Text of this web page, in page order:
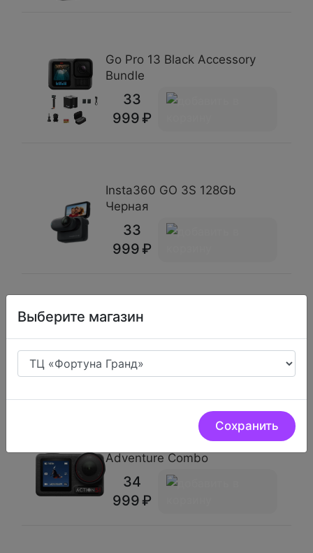
Выберите магазин
Сохранить
Go Pro 13 Black Accessory
Bundle
33
999
Insta360 GO 3S 128Gb
Черная
33
999
Insta360 GO 3S 128Gb Белая
33
999
DJI Osmo Action 5 Pro
Adventure Combo
34
999